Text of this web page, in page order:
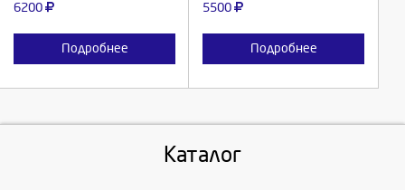
6200
Подробнее
5500
Подробнее
Каталог